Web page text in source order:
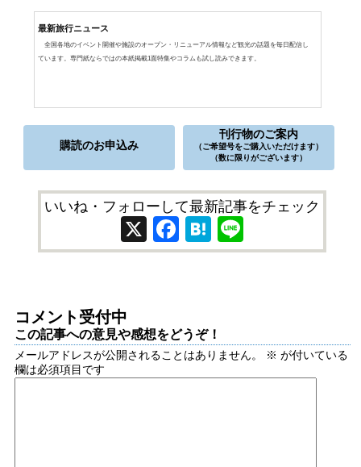
最新旅行ニュース
全国各地のイベント開催や施設のオープン・リニューアル情報など観光の話題を毎日配信し
ています。専門紙ならではの本紙掲載1面特集やコラムも試し読みできます。
購読のお申込み
刊行物のご案内
（ご希望号をご購入いただけます）
（数に限りがございます）
いいね・フォローして最新記事をチェック
X Facebook
Hatena
コメント受付中
この記事への意見や感想をどうぞ！
メールアドレスが公開されることはありません。 ※ が付いている
欄は必須項目です